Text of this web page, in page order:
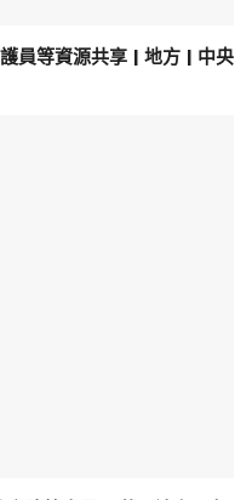
員等資源共享 | 地方 | 中央